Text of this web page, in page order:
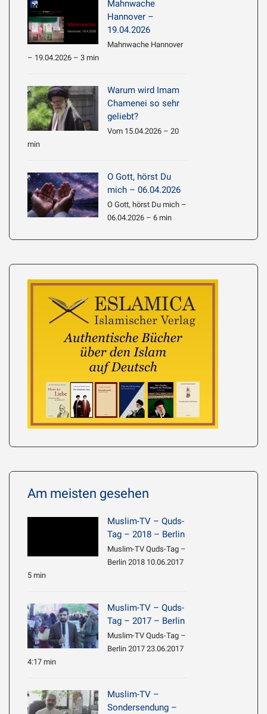
Mahnwache
Hannover –
19.04.2026
Mahnwache Hannover
– 19.04.2026 – 3 min
Warum wird Imam
Chamenei so sehr
geliebt?
Vom 15.04.2026 – 20
min
O Gott, hörst Du
mich – 06.04.2026
O Gott, hörst Du mich –
06.04.2026 – 6 min
Am meisten gesehen
Muslim-TV – Quds-
Tag – 2018 – Berlin
Muslim-TV Quds-Tag –
Berlin 2018 10.06.2017
5 min
Muslim-TV – Quds-
Tag – 2017 – Berlin
Muslim-TV Quds-Tag –
Berlin 2017 23.06.2017
4:17 min
Muslim-TV –
Sondersendung –